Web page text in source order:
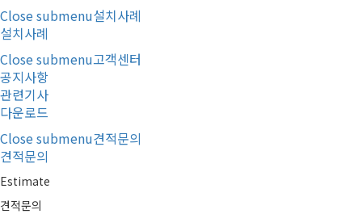
Close submenu설치사례
설치사례
Close submenu고객센터
공지사항
관련기사
다운로드
Close submenu견적문의
견적문의
Estimate
견적문의